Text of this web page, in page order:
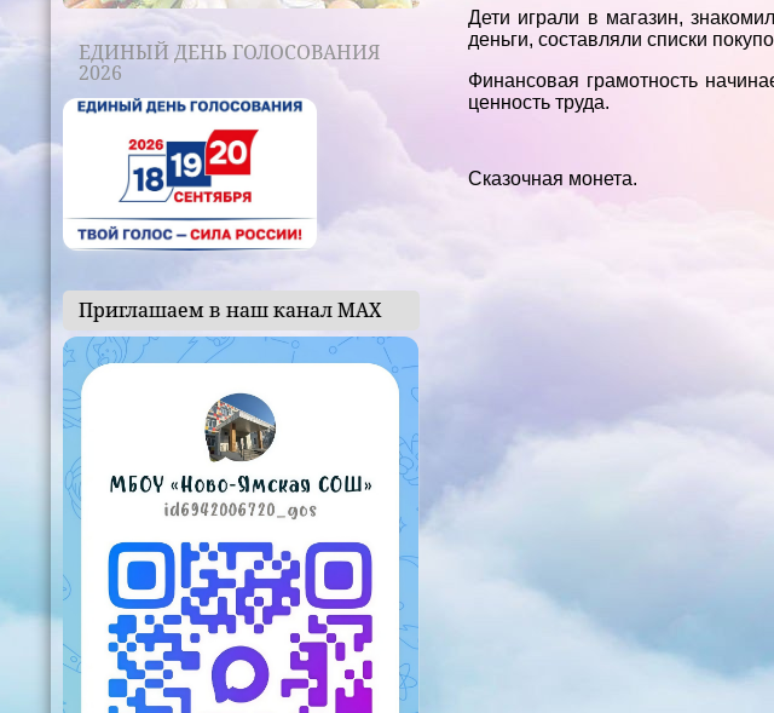
ЕДИНЫЙ ДЕНЬ ГОЛОСОВАНИЯ
2026
Приглашаем в наш канал МАХ
Дети играли в магазин,
деньги, составляли списки
Финансовая грамотность
ценность труда.
Сказочная монета.